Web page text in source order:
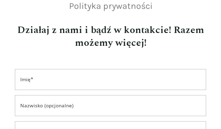
Polityka prywatności
Działaj z nami i bądź w kontakcie! Razem
możemy więcej!